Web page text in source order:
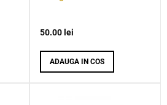
50.00 lei
ADAUGA IN COS